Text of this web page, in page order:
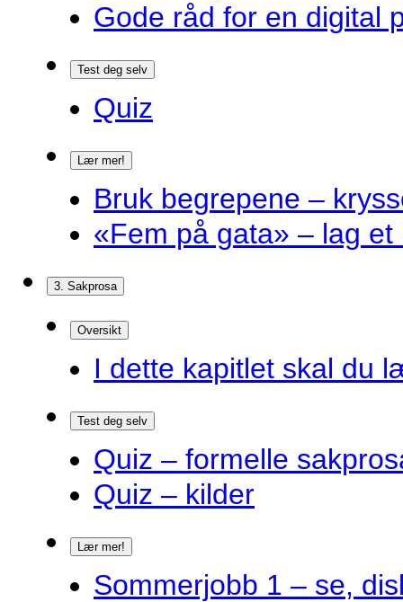
Gode råd for en digital
Test deg selv
Quiz
Lær mer!
Bruk begrepene –
«Fem på gata» – lag et
3. Sakprosa
Oversikt
I dette kapitlet skal du
Test deg selv
Quiz – formelle
Quiz – kilder
Lær mer!
Sommerjobb 1 – se,